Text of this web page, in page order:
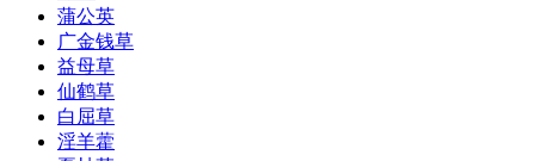
蒲公英
广金钱草
益母草
仙鹤草
白屈草
淫羊藿